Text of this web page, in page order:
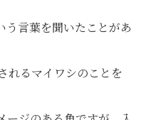
う言葉を聞いたことがあ
れるマイワシのことを